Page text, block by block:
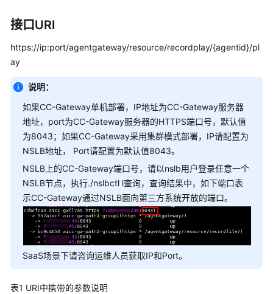
API
接
鉴
权
方
式
系
统
配
置
类
接
口
考
接口URI
https://ip:port/agentgateway/resource/recordplay/{agentid}/pl
ay
说明：
如果CC-Gateway单机部署，IP地址为CC-Gateway服务器
地址，port为CC-Gateway服务器的HTTPS端口号，默认值
为8043；如果CC-Gateway采用集群模式部署，IP请配置为
NSLB地址， Port请配置为默认值8043。
NSLB上的CC-Gateway端口号，请以nslb用户登录任意一个
NSLB节点，执行./nslbctl l查询，查询结果中，如下端口表
示CC-Gateway通过NSLB面向第三方系统开放的端口。
SaaS场景下请咨询运维人员获取IP和Port。
表1 URI中携带的参数说明